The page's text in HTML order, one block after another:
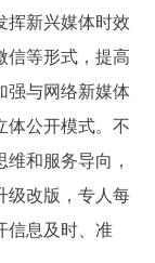
挥新兴媒体时效
信等形式，提高
强与网络新媒体
体公开模式。不
和服务导向，
级改版，专人每
信息及时、准